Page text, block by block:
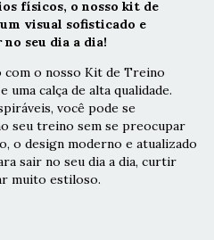
físicos, o nosso kit de
visual sofisticado e
seu dia a dia!
o nosso Kit de Treino
calça de alta qualidade.
você pode se
seu treino sem se preocupar
o design moderno e atualizado
sair no seu dia a dia, curtir
muito estiloso.